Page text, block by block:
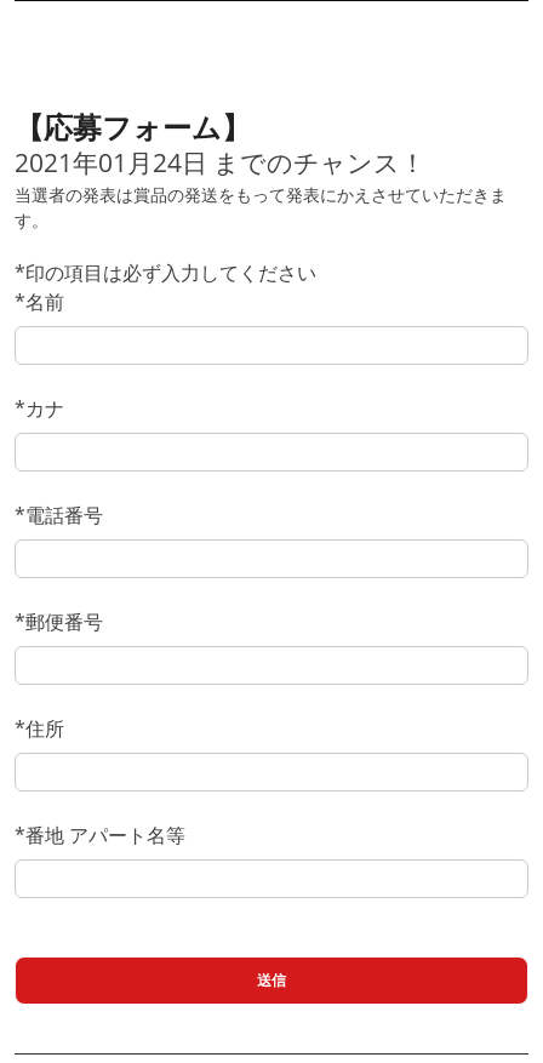
【応募フォーム】
2021年01月24日 までのチャンス！
当選者の発表は賞品の発送をもって発表にかえさせていただきま
す。
*印の項目は必ず入力してください
*名前
*カナ
*電話番号
*郵便番号
*住所
*番地 アパート名等